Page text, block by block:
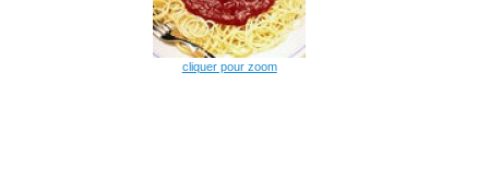
cliquer pour zoom